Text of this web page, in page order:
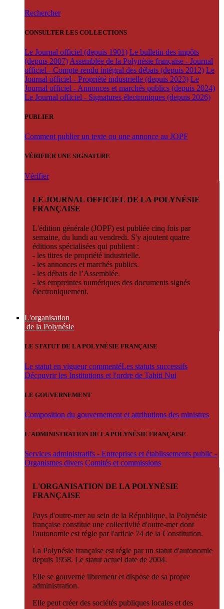
Rechercher
CONSULTER LES COLLECTIONS
Le Journal officiel (depuis 1901) Le bulletin des impôts
(depuis 2007) Assemblée de la Polynésie française - Journal
officiel - Compte-rendu intégral des débats (depuis 2012) Le
Journal officiel - Propriété industrielle (depuis 2023) Le
Journal officiel - Annonces et marchés publics (depuis 2024)
Le Journal officiel - Signatures électroniques (depuis 2026)
PUBLIER
Comment publier un texte ou une annonce au JOPF
VÉRIFIER UNE SIGNATURE
Vérifier
LE JOURNAL OFFICIEL DE LA POLYNÉSIE
FRANÇAISE
L'édition générale (JOPF) est publiée cinq fois par
semaine, du lundi au vendredi. S'y ajoutent quatre
éditions spécialisées qui publient :
- les titres de propriété industrielle.
- les annonces et marchés publics.
- les débats de l’Assemblée.
- les empreintes numériques des documents signés
électroniquement.
L'organisation
de la Polynésie
LE STATUT DE LA POLYNÉSIE FRANÇAISE
Le statut en vigueur commentéLes statuts successifs
Découvrir les Institutions et l'ordre de Tahiti Nui
LE GOUVERNEMENT
Composition du gouvernement et attributions des ministres
L'ADMINISTRATION DE LA POLYNÉSIE FRANÇAISE
Services administratifs - Entreprises et établissements public -
Organismes divers Comités et commissions
L'ORGANISATION DE LA POLYNÉSIE
FRANÇAISE
Pays d'outre-mer au sein de la République, la Polynésie
française constitue une collectivité d'outre-mer dont
l'autonomie est régie par l'article 74 de la Constitution.
La Polynésie française est régie par un statut d'autonomie
depuis 1958. Le statut actuel date de 2004.
Elle se gouverne librement et dispose de sa propre
administration.
Elle peut créer des sociétés publiques locales et des